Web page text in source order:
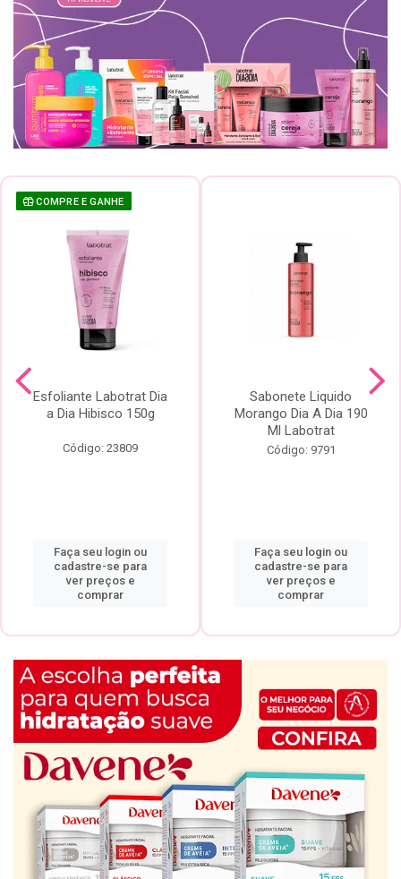
COMPRE E GANHE
Esfoliante Labotrat Dia
a Dia Hibisco 150g
Código: 23809
Faça seu login ou
cadastre-se para
ver preços e
comprar
Sabonete Liquido
Morango Dia A Dia 190
Ml Labotrat
Código: 9791
Faça seu login ou
cadastre-se para
ver preços e
comprar